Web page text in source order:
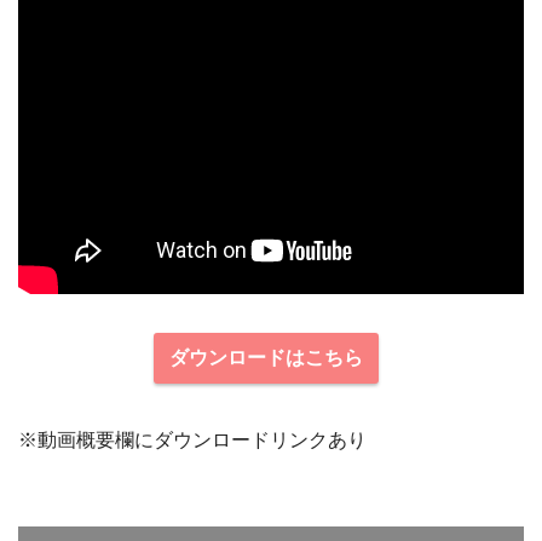
ダウンロードはこちら
※動画概要欄にダウンロードリンクあり